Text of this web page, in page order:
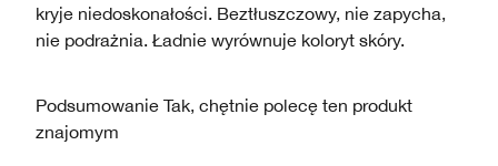
kryje niedoskonałości. Beztłuszczowy, nie zapycha,
nie podrażnia. Ładnie wyrównuje koloryt skóry.
Podsumowanie Tak, chętnie polecę ten produkt
znajomym